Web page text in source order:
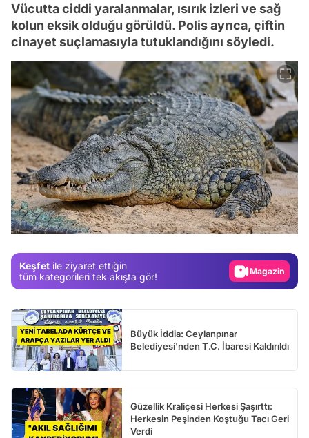
Vücutta ciddi yaralanmalar, ısırık izleri ve sağ
kolun eksik olduğu görüldü. Polis ayrıca, çiftin
cinayet suçlamasıyla tutuklandığını söyledi.
Keşfet ile ziyaret ettiğin
tüm kategorileri tek akışta gör!
Video
Test
Magazin
Büyük İddia: Ceylanpınar
Belediyesi'nden T.C. İbaresi Kaldırıldı
Güzellik Kraliçesi Herkesi Şaşırttı:
Herkesin Peşinden Koştuğu Tacı Geri
Verdi